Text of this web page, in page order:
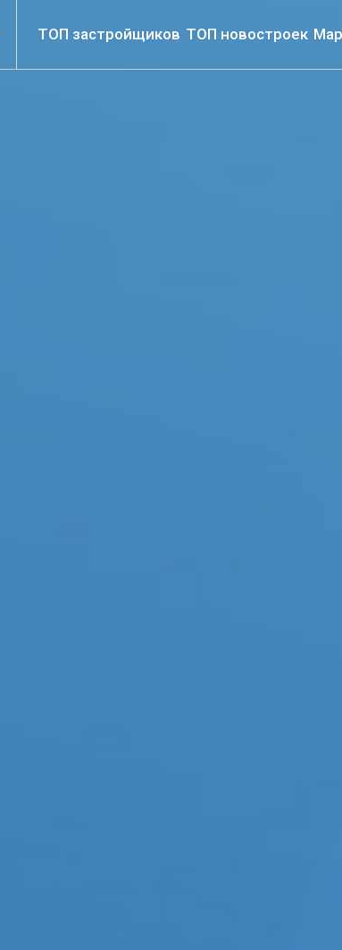
ТОП застройщиков ТОП новостроек